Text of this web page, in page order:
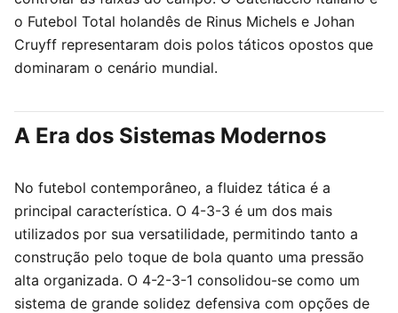
o Futebol Total holandês de Rinus Michels e Johan
Cruyff representaram dois polos táticos opostos que
dominaram o cenário mundial.
A Era dos Sistemas Modernos
No futebol contemporâneo, a fluidez tática é a
principal característica. O 4-3-3 é um dos mais
utilizados por sua versatilidade, permitindo tanto a
construção pelo toque de bola quanto uma pressão
alta organizada. O 4-2-3-1 consolidou-se como um
sistema de grande solidez defensiva com opções de